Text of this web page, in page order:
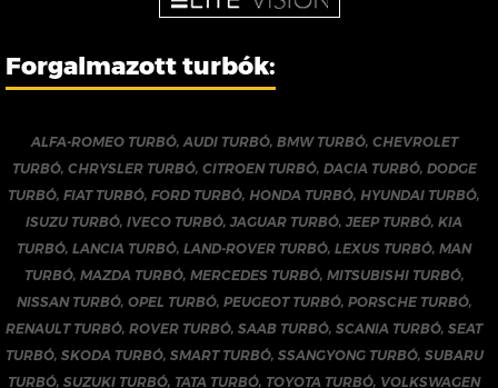
Forgalmazott turbók:
ALFA-ROMEO TURBÓ,AUDI TURBÓ, BMW TURBÓ, CHEVROLET
TURBÓ, CHRYSLER TURBÓ, CITROEN TURBÓ, DACIA TURBÓ, DODGE
TURBÓ,FIAT TURBÓ,FORD TURBÓ, HONDA TURBÓ, HYUNDAI TURBÓ,
ISUZU TURBÓ,IVECO TURBÓ,JAGUAR TURBÓ,JEEP TURBÓ,KIA
TURBÓ,LANCIA TURBÓ,LAND-ROVER TURBÓ,LEXUS TURBÓ,MAN
TURBÓ, MAZDA TURBÓ, MERCEDES TURBÓ, MITSUBISHI TURBÓ,
NISSAN TURBÓ, OPEL TURBÓ, PEUGEOT TURBÓ, PORSCHE TURBÓ,
RENAULT TURBÓ,ROVER TURBÓ,SAAB TURBÓ,SCANIA TURBÓ,SEAT
TURBÓ, SKODA TURBÓ, SMART TURBÓ, SSANGYONG TURBÓ, SUBARU
TURBÓ,SUZUKI TURBÓ, TATA TURBÓ, TOYOTA TURBÓ, VOLKSWAGEN